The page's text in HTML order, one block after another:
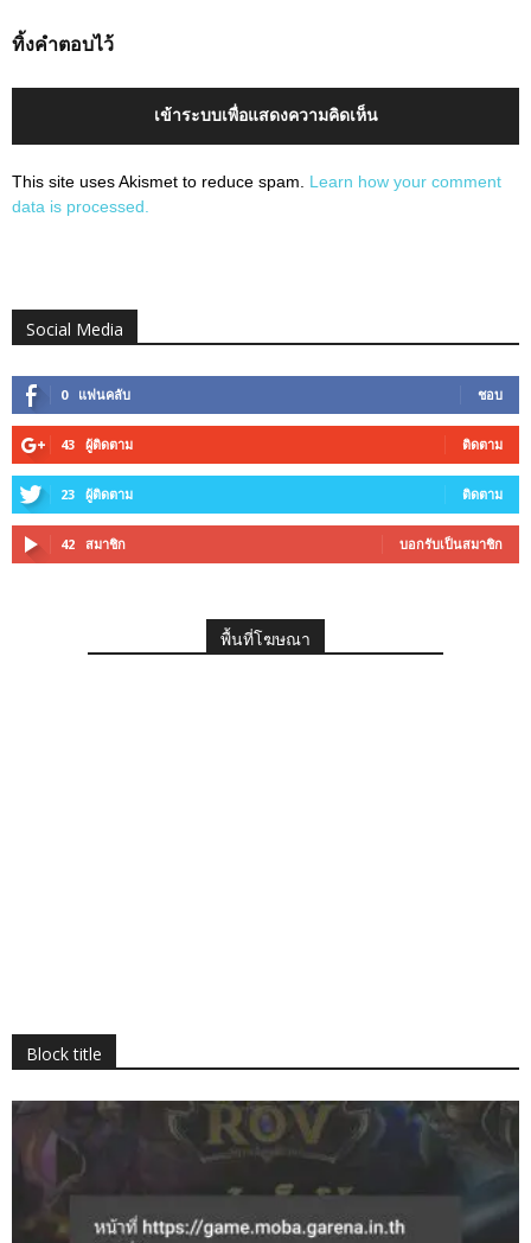
ทิ้งคำตอบไว้
เข้าระบบเพื่อแสดงความคิดเห็น
This site uses Akismet to reduce spam. Learn how your comment
data is processed.
Social Media
0 แฟนคลับ ชอบ
43 ผู้ติดตาม ติดตาม
23 ผู้ติดตาม ติดตาม
42 สมาชิก บอกรับเป็นสมาชิก
พื้นที่โฆษณา
Block title